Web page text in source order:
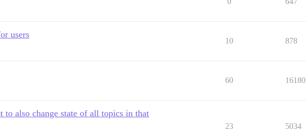
users
10 878
60 16180
to also change state of all topics in that
23 5034